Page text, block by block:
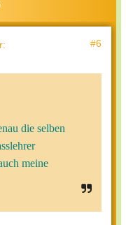
: #6
die selben
meine